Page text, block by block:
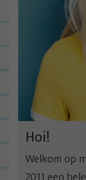
Hoi!
Welkom op